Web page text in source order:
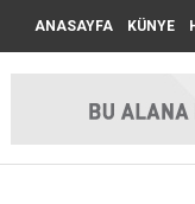
ANASAYFA KÜNYE